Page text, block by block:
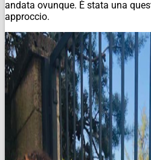
andata ovunque. È stata una
approccio.